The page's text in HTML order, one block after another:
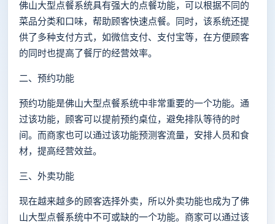
佛山大型点餐系统具有强大的点餐功能，可以根据不同的
菜品分类和口味，帮助顾客快速点餐。同时，该系统还提
供了多种支付方式，如微信支付、支付宝等，在方便顾客
的同时也提高了餐厅的经营效率。
二、预约功能
预约功能是佛山大型点餐系统中非常重要的一个功能。通
过该功能，顾客可以提前预约桌位，避免排队等待的时
间。而商家也可以通过该功能预测客流量，安排人员和食
材，提高经营效益。
三、外卖功能
现在越来越多的顾客选择外卖，所以外卖功能也成为了佛
山大型点餐系统中不可或缺的一个功能。商家可以通过该